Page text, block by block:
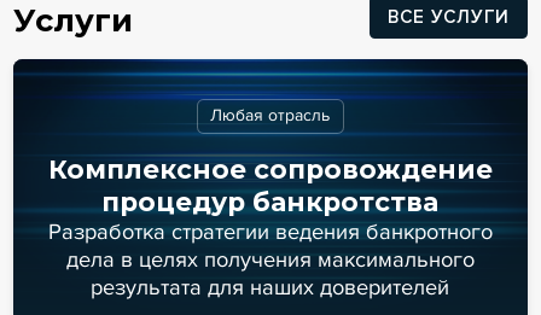
Услуги ВСЕ УСЛУГИ
Любая отрасль
Комплексное сопровождение
процедур банкротства
Разработка стратегии ведения банкротного
дела в целях получения максимального
результата для наших доверителей